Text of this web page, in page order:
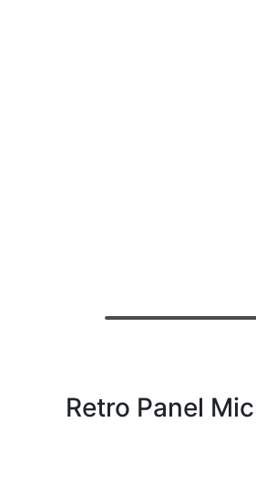
Retro Panel